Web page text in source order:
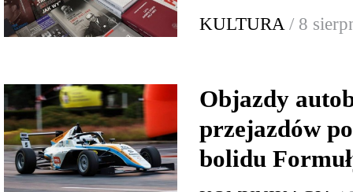
KULTURA / 8
Objazdy
przejazdów
bolidu